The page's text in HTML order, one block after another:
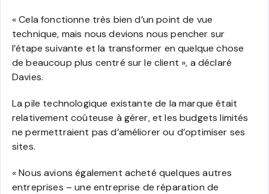
« Cela fonctionne très bien d’un point de vue
technique, mais nous devions nous pencher sur
l’étape suivante et la transformer en quelque chose
de beaucoup plus centré sur le client », a déclaré
Davies.
La pile technologique existante de la marque était
relativement coûteuse à gérer, et les budgets limités
ne permettraient pas d’améliorer ou d’optimiser ses
sites.
« Nous avions également acheté quelques autres
entreprises – une entreprise de réparation de